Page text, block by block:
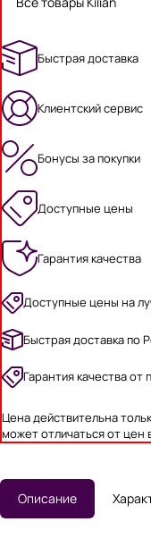
Быстрая доставка
Клиентский сервис
Бонусы за покупки
Доступные цены
Гарантия качества
Доступные цены на
Быстрая доставка по
Гарантия качества от
Цена действительна
может отличаться от цен
Описание